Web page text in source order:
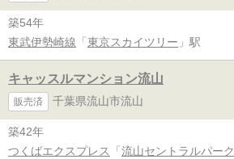
築54年
東武伊勢崎線 「 東京スカイツリー 」駅
キャッスルマンション流山
販売済 千葉県流山市流山
築42年
つくばエクスプレス
「 流山セントラルパーク